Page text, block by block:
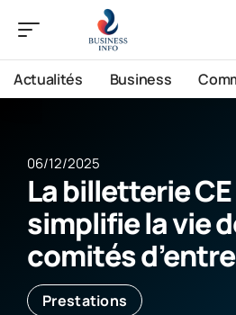
Actualités Business
06/12/2025
La billetterie
simplifie la vie
comités
Prestations